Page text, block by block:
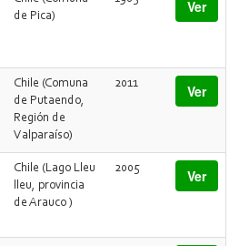
de Pica)
Ver
Chile (Comuna
de Putaendo,
Región de
Valparaíso)
2011 Ver
Chile (Lago Lleu
lleu, provincia
de Arauco )
2005 Ver